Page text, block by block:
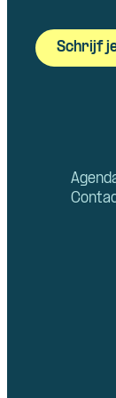
Schrijf